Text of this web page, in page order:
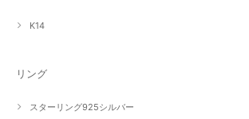
K14
リング
スターリング925シルバー